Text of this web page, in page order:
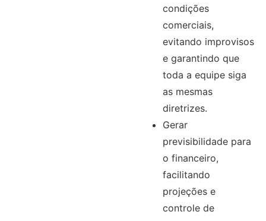
condições
comerciais,
evitando improvisos
e garantindo que
toda a equipe siga
as mesmas
diretrizes.
Gerar
previsibilidade para
o financeiro,
facilitando
projeções e
controle de